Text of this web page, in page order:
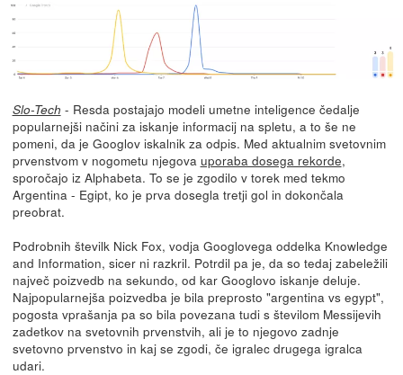
Slo-Tech - Resda postajajo modeli umetne inteligence čedalje
popularnejši načini za iskanje informacij na spletu, a to še ne
pomeni, da je Googlov iskalnik za odpis. Med aktualnim svetovnim
prvenstvom v nogometu njegova uporaba dosega rekorde,
sporočajo iz Alphabeta. To se je zgodilo v torek med tekmo
Argentina - Egipt, ko je prva dosegla tretji gol in dokončala
preobrat.
Podrobnih številk Nick Fox, vodja Googlovega oddelka Knowledge
and Information, sicer ni razkril. Potrdil pa je, da so tedaj zabeležili
največ poizvedb na sekundo, od kar Googlovo iskanje deluje.
Najpopularnejša poizvedba je bila preprosto "argentina vs egypt",
pogosta vprašanja pa so bila povezana tudi s številom Messijevih
zadetkov na svetovnih prvenstvih, ali je to njegovo zadnje
svetovno prvenstvo in kaj se zgodi, če igralec drugega igralca
udari.